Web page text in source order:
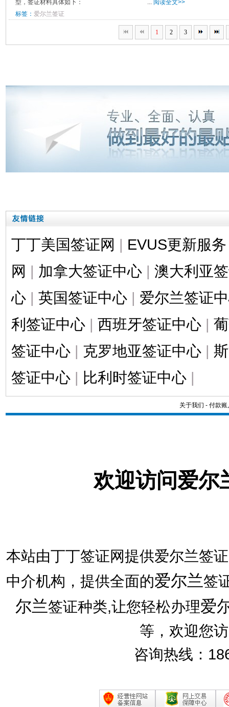
型，签证材料具体如下： ... 阅读全文>>
标签： 爱尔兰签证
1 2 3
丁丁美国签证网 | EVUS更新服务
网 | 加拿大签证中心 | 澳大利亚
心 | 英国签证中心 | 爱尔兰签证
利签证中心 | 西班牙签证中心 |
签证中心 | 克罗地亚签证中心 |
签证中心 | 比利时签证中心 |
关于我们 - 付款账
欢迎访问爱尔
本站由丁丁签证网提供爱尔兰签
中介机构，提供全面的爱尔兰签
尔兰签证种类,让您轻松办理爱
等，欢迎您
咨询热线：